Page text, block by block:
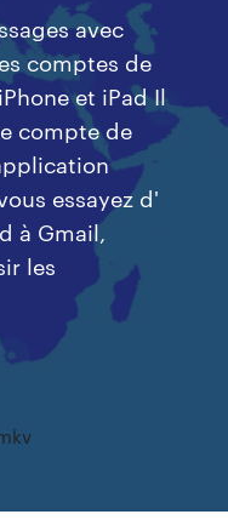
avec
comptes de
et iPad Il
compte de
essayez d'
à Gmail,
les